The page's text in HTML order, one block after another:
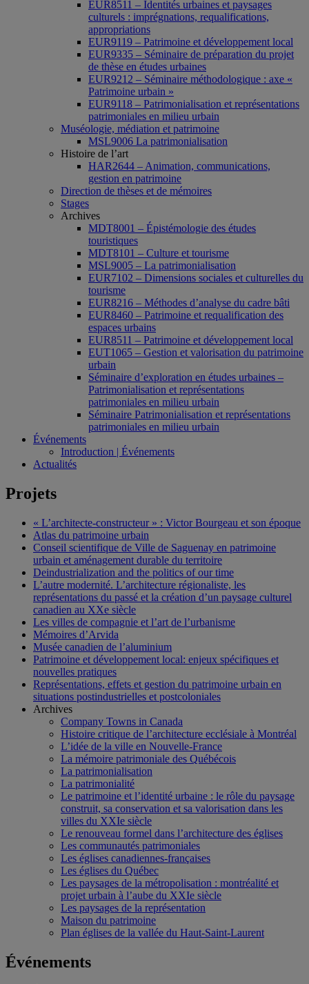
EUR8511 – Identités urbaines et paysages
culturels : imprégnations, requalifications,
appropriations
EUR9119 – Patrimoine et développement local
EUR9335 – Séminaire de préparation du projet
de thèse en études urbaines
EUR9212 – Séminaire méthodologique : axe «
Patrimoine urbain »
EUR9118 – Patrimonialisation et représentations
patrimoniales en milieu urbain
Muséologie, médiation et patrimoine
MSL9006 La patrimonialisation
Histoire de l’art
HAR2644 – Animation, communications,
gestion en patrimoine
Direction de thèses et de mémoires
Stages
Archives
MDT8001 – Épistémologie des études
touristiques
MDT8101 – Culture et tourisme
MSL9005 – La patrimonialisation
EUR7102 – Dimensions sociales et culturelles du
tourisme
EUR8216 – Méthodes d’analyse du cadre bâti
EUR8460 – Patrimoine et requalification des
espaces urbains
EUR8511 – Patrimoine et développement local
EUT1065 – Gestion et valorisation du patrimoine
urbain
Séminaire d’exploration en études urbaines –
Patrimonialisation et représentations
patrimoniales en milieu urbain
Séminaire Patrimonialisation et représentations
patrimoniales en milieu urbain
Événements
Introduction | Événements
Actualités
Projets
« L’architecte-constructeur » : Victor Bourgeau et son époque
Atlas du patrimoine urbain
Conseil scientifique de Ville de Saguenay en patrimoine
urbain et aménagement durable du territoire
Deindustrialization and the politics of our time
L’autre modernité. L’architecture régionaliste, les
représentations du passé et la création d’un paysage culturel
canadien au XXe siècle
Les villes de compagnie et l’art de l’urbanisme
Mémoires d’Arvida
Musée canadien de l’aluminium
Patrimoine et développement local: enjeux spécifiques et
nouvelles pratiques
Représentations, effets et gestion du patrimoine urbain en
situations postindustrielles et postcoloniales
Archives
Company Towns in Canada
Histoire critique de l’architecture ecclésiale à Montréal
L’idée de la ville en Nouvelle-France
La mémoire patrimoniale des Québécois
La patrimonialisation
La patrimonialité
Le patrimoine et l’identité urbaine : le rôle du paysage
construit, sa conservation et sa valorisation dans les
villes du XXIe siècle
Le renouveau formel dans l’architecture des églises
Les communautés patrimoniales
Les églises canadiennes-françaises
Les églises du Québec
Les paysages de la métropolisation : montréalité et
projet urbain à l’aube du XXIe siècle
Les paysages de la représentation
Maison du patrimoine
Plan églises de la vallée du Haut-Saint-Laurent
Événements